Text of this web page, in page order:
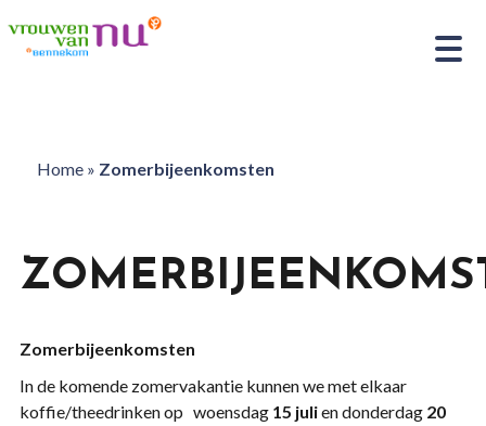
Home» Zomerbijeenkomsten
Zomerbijeenkomsten
In de komende zomervakantie kunnen we met elkaar
koffie/theedrinken op woensdag 15 julien donderdag 20